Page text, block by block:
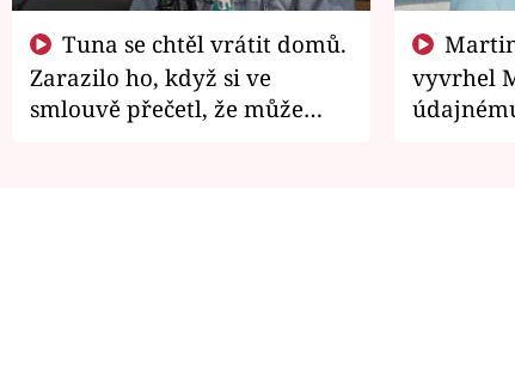
Zarazilo ho, když si ve
smlouvě přečetl, že může
vyvrhel